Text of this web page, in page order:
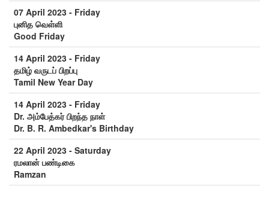
07 April 2023 - Friday
புனித வெள்ளி
Good Friday
14 April 2023 - Friday
தமிழ் வருடப் பிறப்பு
Tamil New Year Day
14 April 2023 - Friday
Dr. அம்பேத்கர் பிறந்த நாள்
Dr. B. R. Ambedkar's Birthday
22 April 2023 - Saturday
ரமலான் பண்டிகை
Ramzan